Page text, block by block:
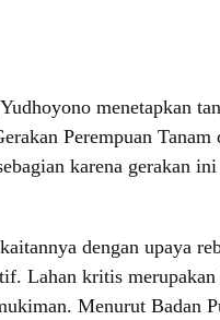
menetapkan
Perempuan
karena gerakan
dengan upaya
Lahan kritis
Menurut Badan